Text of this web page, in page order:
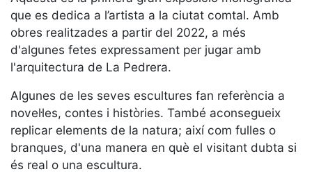
Serveis
Instal·lacions
Preguntes
Freqüents
(FAQs)
Treballa amb
nosaltres
Àrea esportiva
Tennis
que es dedica a l’artista a la ciutat comtal. Amb
obres realitzades a partir del 2022, a més
d'algunes fetes expressament per jugar amb
l'arquitectura de La Pedrera.
Algunes de les seves escultures fan referència a
novel·les, contes i històries. També aconsegueix
replicar elements de la natura; així com fulles o
branques, d'una manera en què el visitant dubta si
és real o una escultura.